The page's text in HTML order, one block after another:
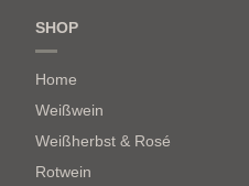
SHOP
Home
Weißwein
Weißherbst & Rosé
Rotwein